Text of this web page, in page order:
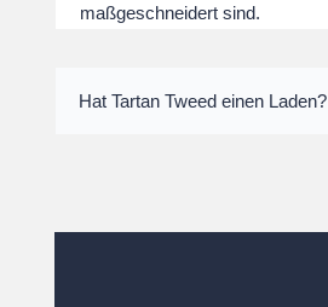
maßgeschneidert sind.
Hat Tartan Tweed einen Laden?